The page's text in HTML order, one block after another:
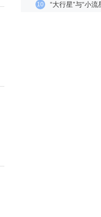
10 “大行星”与“小流